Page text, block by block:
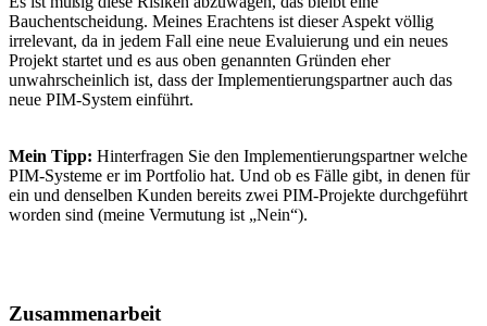
Bauchentscheidung. Meines Erachtens ist dieser Aspekt völlig
irrelevant, da in jedem Fall eine neue Evaluierung und ein neues
Projekt startet und es aus oben genannten Gründen eher
unwahrscheinlich ist, dass der Implementierungspartner auch das
neue PIM-System einführt.
Mein Tipp: Hinterfragen Sie den Implementierungspartner welche
PIM-Systeme er im Portfolio hat. Und ob es Fälle gibt, in denen für
ein und denselben Kunden bereits zwei PIM-Projekte durchgeführt
worden sind (meine Vermutung ist „Nein“).
Zusammenarbeit